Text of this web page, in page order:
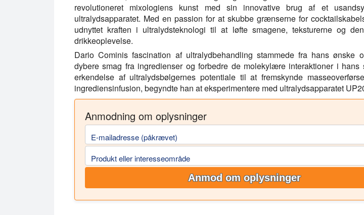
revolutioneret mixologiens kunst med sin innovative brug af et
ultralydsapparatet. Med en passion for at skubbe grænserne for
udnyttet kraften i ultralydsteknologi til at løfte smagene, teksturerne og
drikkeoplevelse.
Dario Cominis fascination af ultralydbehandling stammede fra hans ønske
dybere smag fra ingredienser og forbedre de molekylære interaktioner i hans
erkendelse af ultralydsbølgernes potentiale til at fremskynde
ingrediensinfusion, begyndte han at eksperimentere med ultralydsapparatet
Anmodning om oplysninger
E-mailadresse (påkrævet)
Produkt eller interesseområde
Anmod om oplysninger